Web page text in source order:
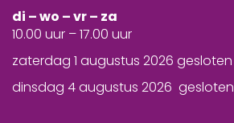
di – wo – vr – za
10.00 uur – 17.00 uur
zaterdag 1 augustus 2026 gesloten
dinsdag 4 augustus 2026 gesloten